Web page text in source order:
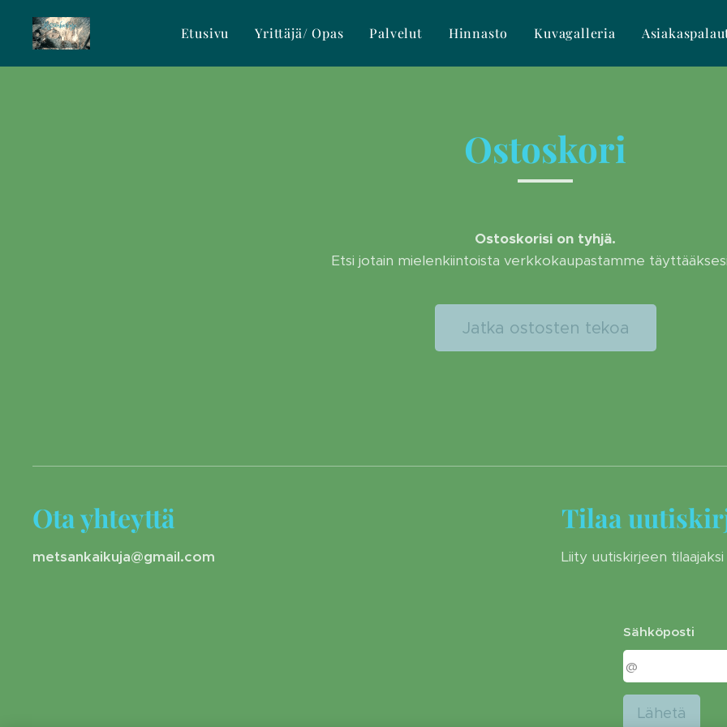
Etusivu Yrittäjä/ Opas Palvelut Hinnasto Kuvagalleria
Ostoskori
Ostoskorisi on tyhjä.
Etsi jotain mielenkiintoista verkkokaupastamme
Jatka ostosten tekoa
Ota yhteyttä
metsankaikuja@gmail.com
Tilaa
Liity uutiskirjeen tilaajaksi
Sähköposti
Lähetä